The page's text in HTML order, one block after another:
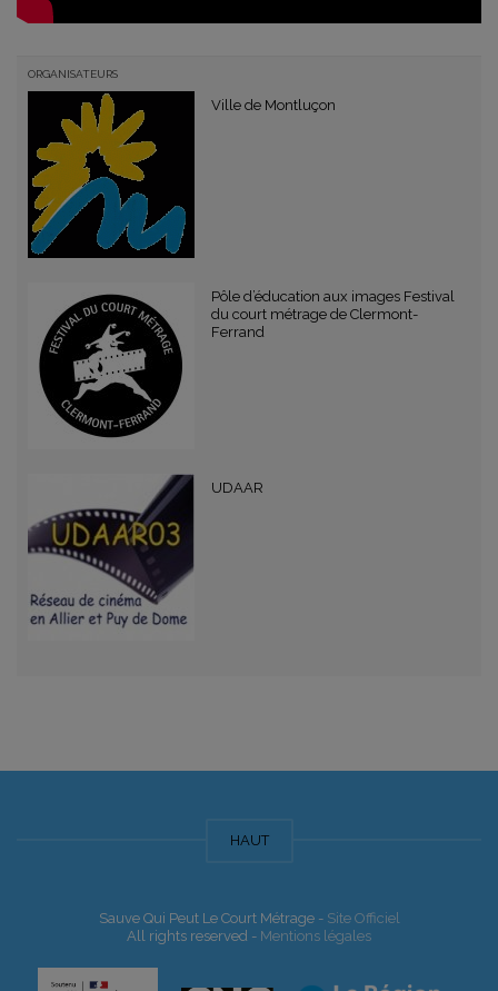
ORGANISATEURS
Ville de Montluçon
Pôle d’éducation aux images Festival
du court métrage de Clermont-
Ferrand
UDAAR
HAUT
Sauve Qui Peut Le Court Métrage - Site Officiel
All rights reserved - Mentions légales